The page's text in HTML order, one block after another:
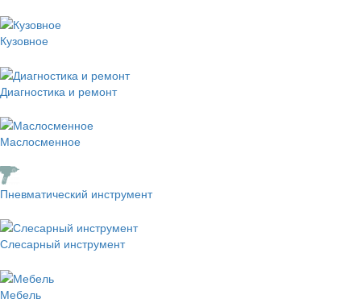
Кузовное
Диагностика и ремонт
Маслосменное
Пневматический инструмент
Слесарный инструмент
Мебель